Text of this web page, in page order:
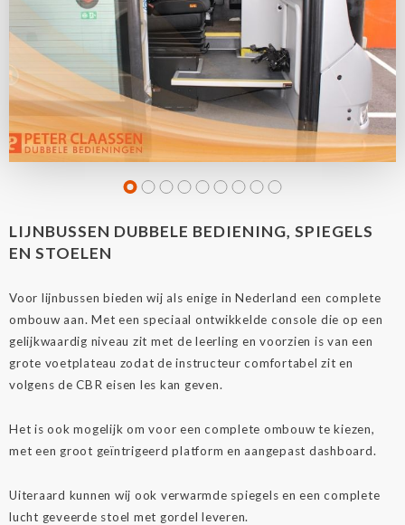
LIJNBUSSEN DUBBELE BEDIENING, SPIEGELS
EN STOELEN
Voor lijnbussen bieden wij als enige in Nederland een complete
ombouw aan. Met een speciaal ontwikkelde console die op een
gelijkwaardig niveau zit met de leerling en voorzien is van een
grote voetplateau zodat de instructeur comfortabel zit en
volgens de CBR eisen les kan geven.
Het is ook mogelijk om voor een complete ombouw te kiezen,
met een groot geïntrigeerd platform en aangepast dashboard.
Uiteraard kunnen wij ook verwarmde spiegels en een complete
lucht geveerde stoel met gordel leveren.